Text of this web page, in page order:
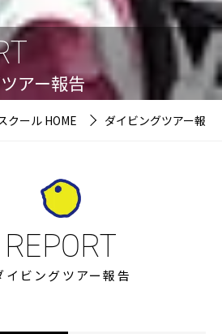
アー報告
クール HOME ダイビングツアー報告
イビングツアー報告